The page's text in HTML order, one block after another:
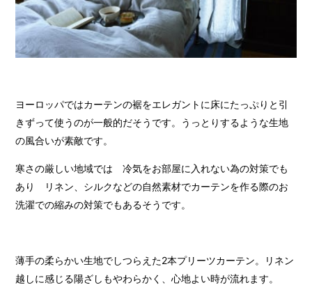
ヨーロッパではカーテンの裾をエレガントに床にたっぷりと引
きずって使うのが一般的だそうです。うっとりするような生地
の風合いが素敵です。
寒さの厳しい地域では 冷気をお部屋に入れない為の対策でも
あり リネン、シルクなどの自然素材でカーテンを作る際のお
洗濯での縮みの対策でもあるそうです。
薄手の柔らかい生地でしつらえた2本プリーツカーテン。リネン
越しに感じる陽ざしもやわらかく、心地よい時が流れます。